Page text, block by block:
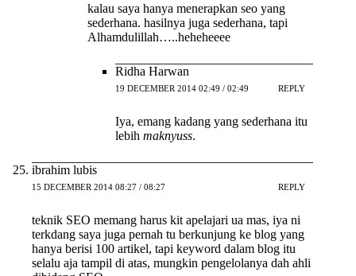
kalau saya hanya menerapkan seo yang
sederhana. hasilnya juga sederhana, tapi
Alhamdulillah…..heheheeee
Ridha Harwan
19 DECEMBER 2014 02:49 / 02:49 REPLY
Iya, emang kadang yang sederhana itu
lebih maknyuss.
ibrahim lubis
15 DECEMBER 2014 08:27 / 08:27 REPLY
teknik SEO memang harus kit apelajari ua mas, iya ni
terkdang saya juga pernah tu berkunjung ke blog yang
hanya berisi 100 artikel, tapi keyword dalam blog itu
selalu aja tampil di atas, mungkin pengelolanya dah ahli